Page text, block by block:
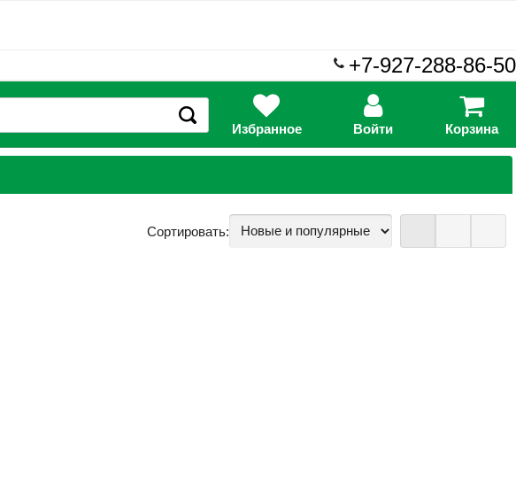
+7-927-288-86-50
Избранное Войти Корзина
Сортировать: